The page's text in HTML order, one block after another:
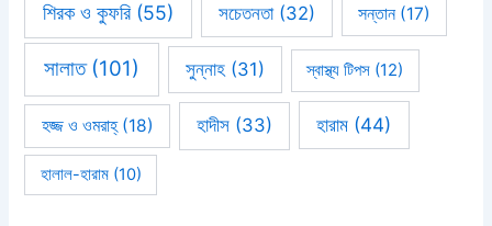
শিরক ও কুফরি(55) সচেতনতা(32) সন্তান(17)
সালাত(101) সুন্নাহ (31) স্বাস্থ্য টিপস (12)
হজ্জ ও ওমরাহ্‌(18) হাদীস(33) হারাম (44)
হালাল-হারাম(10)